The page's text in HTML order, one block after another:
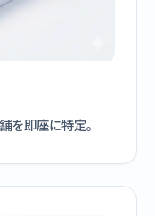
を即座に特定。